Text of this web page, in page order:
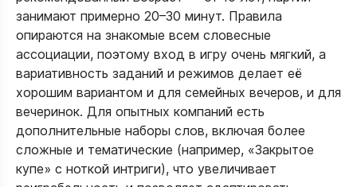
занимают примерно 20–30 минут. Правила
опираются на знакомые всем словесные
ассоциации, поэтому вход в игру очень мягкий, а
вариативность заданий и режимов делает её
хорошим вариантом и для семейных вечеров, и для
вечеринок. Для опытных компаний есть
дополнительные наборы слов, включая более
сложные и тематические (например, «Закрытое
купе» с ноткой интриги), что увеличивает